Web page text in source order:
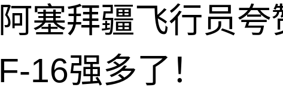
阿塞拜疆飞行员夸
F-16强多了！